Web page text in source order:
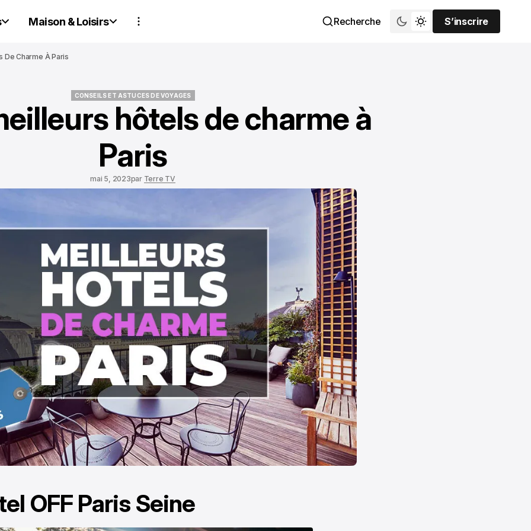
Maison & Loisirs Recherche
S’inscrire
S’inscrire
De Charme À Paris
CONSEILS ET ASTUCES DE VOYAGES
CONSEILS ET ASTUCES DE VOYAGES
hôtels de charme à
Paris
mai 5, 2023par Terre TV
OFF Paris Seine